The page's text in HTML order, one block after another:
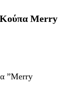
Κούπα Merry
”Merry